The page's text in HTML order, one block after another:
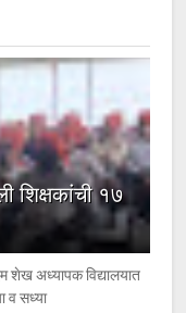
शिक्षकांची १७
अध्यापक विद्यालयात
व सध्या